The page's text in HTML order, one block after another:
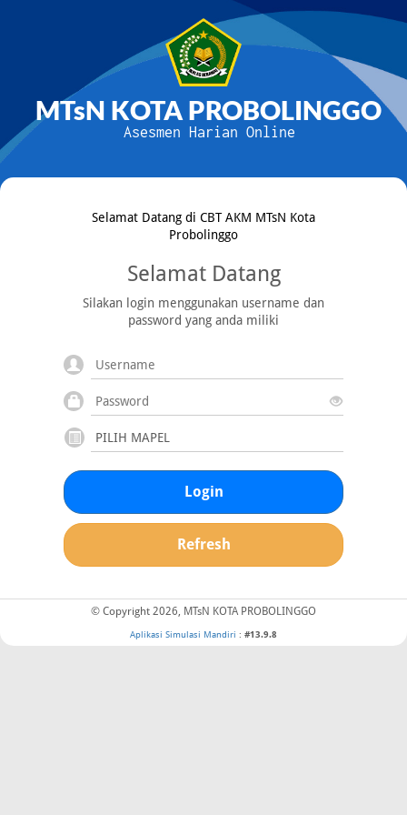
MTsN KOTA PROBOLINGGO
Asesmen Harian Online
Selamat Datang di CBT AKM MTsN Kota
Probolinggo
Selamat Datang
Silakan login menggunakan username dan
password yang anda miliki
Login
Refresh
© Copyright 2026, MTsN KOTA PROBOLINGGO
Aplikasi Simulasi Mandiri : #13.9.8